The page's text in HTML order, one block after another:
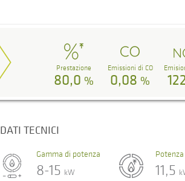
Prestazione
80,0 %
Emissioni di CO
0,08 % 122
DATI TECNICI
Gamma di potenza
8-15 kW 11,5